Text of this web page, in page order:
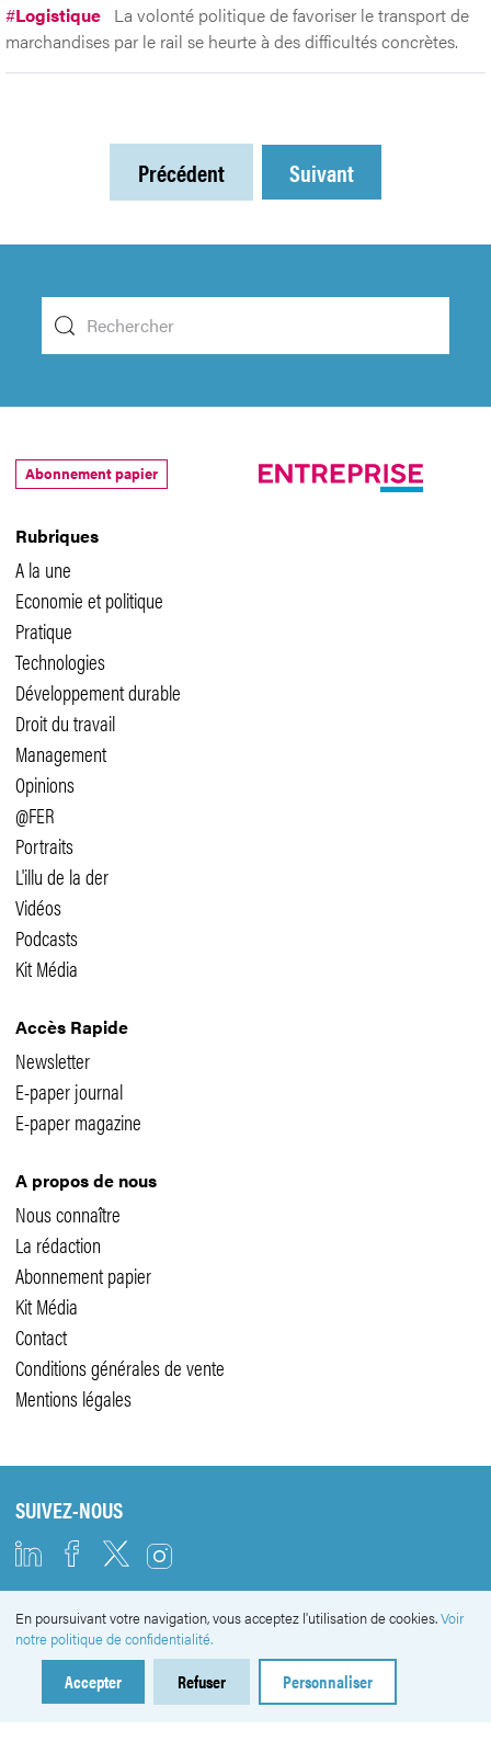
#Logistique La volonté politique de favoriser le transport de
marchandises par le rail se heurte à des difficultés concrètes.
Précédent Suivant
Rubriques
A la une
Economie et politique
Pratique
Technologies
Développement durable
Droit du travail
Management
Opinions
@FER
Portraits
L'illu de la der
Vidéos
Podcasts
Kit Média
Accès Rapide
Newsletter
E-paper journal
E-paper magazine
A propos de nous
Nous connaître
La rédaction
Abonnement papier
Kit Média
Contact
Conditions générales de vente
Mentions légales
Abonnement papier
SUIVEZ-NOUS
NEWSLETTER
En poursuivant votre navigation, vous acceptez l'utilisation de cookies.Voir
notre politique de confidentialité.
Accepter Refuser Personnaliser